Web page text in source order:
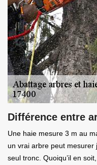
Différence entre
Une haie mesure 3 m au
un vrai arbre peut mesurer
seul tronc. Quoiqu’il en